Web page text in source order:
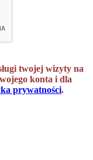
twojej wizyty na
konta i dla
prywatności.